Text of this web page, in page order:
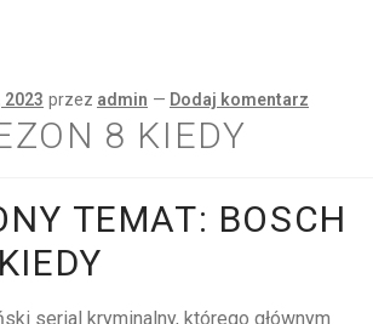
2023 przez admin — Dodaj komentarz
8 KIEDY
TEMAT: BOSCH
serial kryminalny, którego głównym